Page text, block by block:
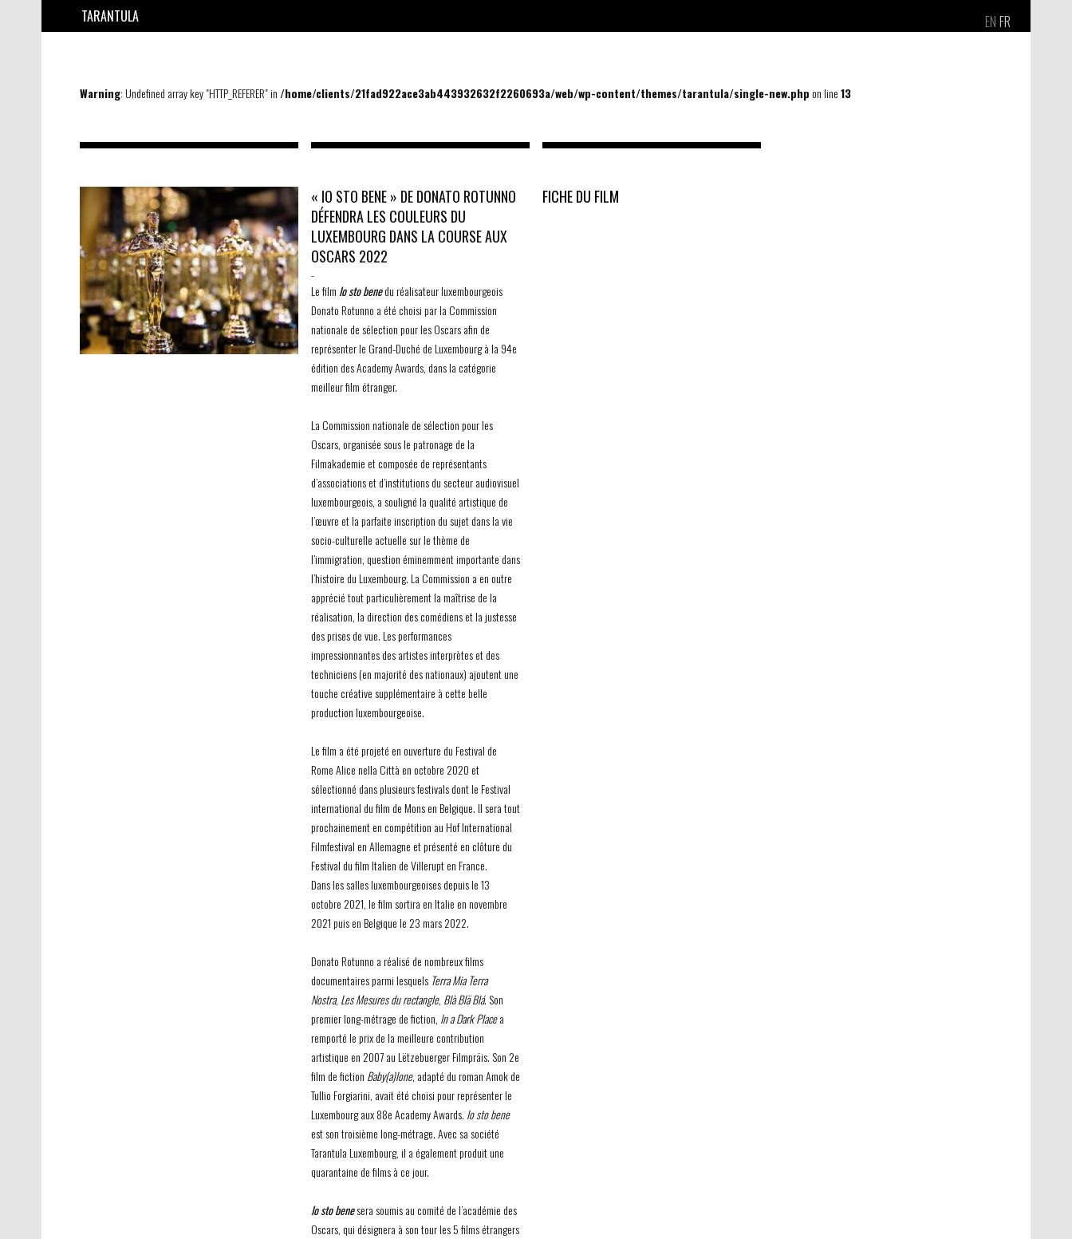
EN FR
TARANTULA
Warning: Undefined array key "HTTP_REFERER" in /home/clients/21fad922ace3ab443932632f2260693a/web/wp-content/themes/tarantula/single-new.phpon line13
« IO STO BENE » DE DONATO ROTUNNO
DÉFENDRA LES COULEURS DU
LUXEMBOURG DANS LA COURSE AUX
OSCARS 2022
-
Le film Io sto benedu réalisateur luxembourgeois
Donato Rotunno a été choisi par la Commission
nationale de sélection pour les Oscars afin de
représenter le Grand-Duché de Luxembourg à la 94e
édition des Academy Awards, dans la catégorie
meilleur film étranger.
La Commission nationale de sélection pour les
Oscars, organisée sous le patronage de la
Filmakademie et composée de représentants
d’associations et d’institutions du secteur audiovisuel
luxembourgeois, a souligné la qualité artistique de
l’œuvre et la parfaite inscription du sujet dans la vie
socio-culturelle actuelle sur le thème de
l’immigration, question éminemment importante dans
l’histoire du Luxembourg. La Commission a en outre
apprécié tout particulièrement la maîtrise de la
réalisation, la direction des comédiens et la justesse
des prises de vue. Les performances
impressionnantes des artistes interprètes et des
techniciens (en majorité des nationaux) ajoutent une
touche créative supplémentaire à cette belle
production luxembourgeoise.
Le film a été projeté en ouverture du Festival de
Rome Alice nella Città en octobre 2020 et
sélectionné dans plusieurs festivals dont le Festival
international du film de Mons en Belgique. Il sera tout
prochainement en compétition au Hof International
Filmfestival en Allemagne et présenté en clôture du
Festival du film Italien de Villerupt en France.
Dans les salles luxembourgeoises depuis le 13
octobre 2021, le film sortira en Italie en novembre
2021 puis en Belgique le 23 mars 2022.
Donato Rotunno a réalisé de nombreux films
documentaires parmi lesquels Terra Mia Terra
Nostra, Les Mesures du rectangle, Blà Blä Blá. Son
premier long-métrage de fiction, In a Dark Placea
remporté le prix de la meilleure contribution
artistique en 2007 au Lëtzebuerger Filmpräis. Son 2e
film de fiction Baby(a)lone, adapté du roman Amok de
Tullio Forgiarini, avait été choisi pour représenter le
Luxembourg aux 88e Academy Awards. Io sto bene
est son troisième long-métrage. Avec sa société
Tarantula Luxembourg, il a également produit une
quarantaine de films à ce jour.
Io sto benesera soumis au comité de l’académie des
Oscars, qui désignera à son tour les 5 films étrangers
FICHE DU FILM